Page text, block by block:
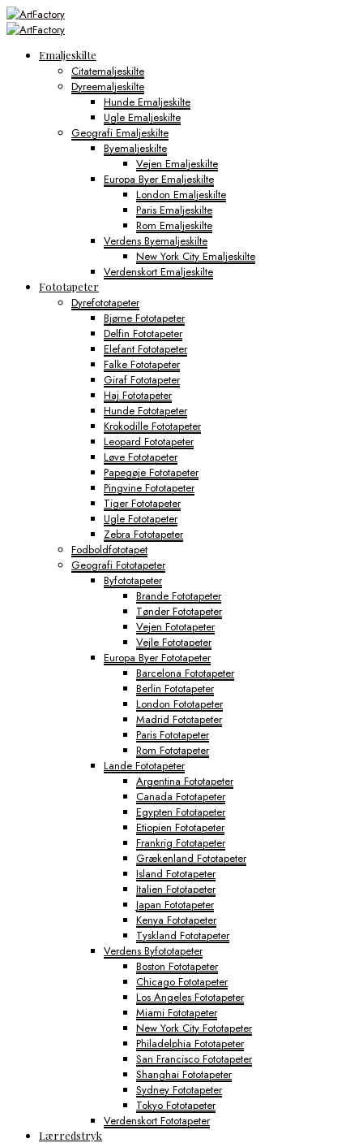
Emaljeskilte
Citatemaljeskilte
Dyreemaljeskilte
Hunde Emaljeskilte
Ugle Emaljeskilte
Geografi Emaljeskilte
Byemaljeskilte
Vejen Emaljeskilte
Europa Byer Emaljeskilte
London Emaljeskilte
Paris Emaljeskilte
Rom Emaljeskilte
Verdens Byemaljeskilte
New York City Emaljeskilte
Verdenskort Emaljeskilte
Fototapeter
Dyrefototapeter
Bjørne Fototapeter
Delfin Fototapeter
Elefant Fototapeter
Falke Fototapeter
Giraf Fototapeter
Haj Fototapeter
Hunde Fototapeter
Krokodille Fototapeter
Leopard Fototapeter
Løve Fototapeter
Papegøje Fototapeter
Pingvine Fototapeter
Tiger Fototapeter
Ugle Fototapeter
Zebra Fototapeter
Fodboldfototapet
Geografi Fototapeter
Byfototapeter
Brande Fototapeter
Tønder Fototapeter
Vejen Fototapeter
Vejle Fototapeter
Europa Byer Fototapeter
Barcelona Fototapeter
Berlin Fototapeter
London Fototapeter
Madrid Fototapeter
Paris Fototapeter
Rom Fototapeter
Lande Fototapeter
Argentina Fototapeter
Canada Fototapeter
Egypten Fototapeter
Etiopien Fototapeter
Frankrig Fototapeter
Grækenland Fototapeter
Island Fototapeter
Italien Fototapeter
Japan Fototapeter
Kenya Fototapeter
Tyskland Fototapeter
Verdens Byfototapeter
Boston Fototapeter
Chicago Fototapeter
Los Angeles Fototapeter
Miami Fototapeter
New York City Fototapeter
Philadelphia Fototapeter
San Francisco Fototapeter
Shanghai Fototapeter
Sydney Fototapeter
Tokyo Fototapeter
Verdenskort Fototapeter
Lærredstryk